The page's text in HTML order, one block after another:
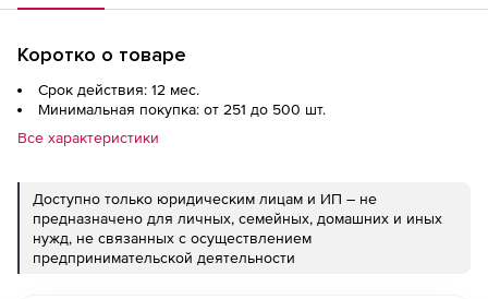
Коротко о товаре
Срок действия: 12 мес.
Минимальная покупка: от 251 до 500 шт.
Все характеристики
Доступно только юридическим лицам и ИП – не
предназначено для личных, семейных, домашних и иных
нужд, не связанных с осуществлением
предпринимательской деятельности